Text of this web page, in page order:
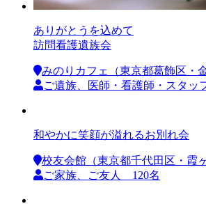
ありがとうを込めて
訪問看護遺族会
みのりカフェ（東京都葛飾区・
ご遺族、医師・看護師・スタ
和やかに笑顔が溢れるお別れ会
校友会館（東京都千代田区・霞
ご家族、ご友人 120名